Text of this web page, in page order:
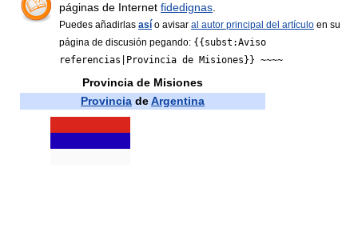
páginas de Internet fidedignas
Puedes añadirlas así o avisar al autor principal del artículo en su
página de discusión pegando: {{subst:Aviso
referencias|Provincia de Misiones}} ~~~~
Provincia de Misiones
Provincia deArgentina